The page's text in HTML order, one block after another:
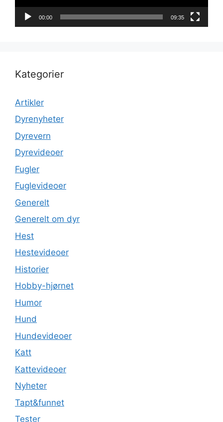
00:00 09:35
Kategorier
Artikler
Dyrenyheter
Dyrevern
Dyrevideoer
Fugler
Fuglevideoer
Generelt
Generelt om dyr
Hest
Hestevideoer
Historier
Hobby-hjørnet
Humor
Hund
Hundevideoer
Katt
Kattevideoer
Nyheter
Tapt&funnet
Tester